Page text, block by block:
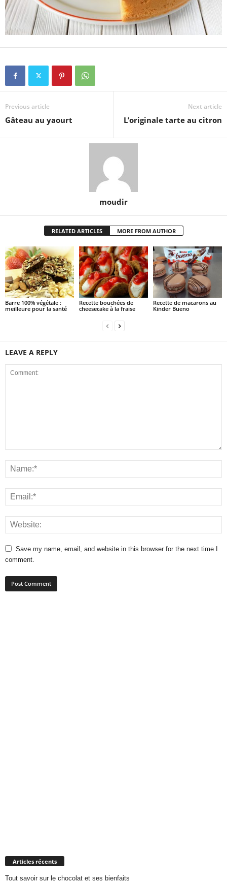
Previous article
Gâteau au yaourt
Next article
L’originale tarte au citron
moudir
RELATED ARTICLES MORE FROM AUTHOR
Barre 100% végétale :
meilleure pour la santé
Recette bouchées de
cheesecake à la fraise
Recette de macarons au
Kinder Bueno
LEAVE A REPLY
Save my name, email, and website in this browser for the next time I
comment.
Articles récents
Tout savoir sur le chocolat et ses bienfaits